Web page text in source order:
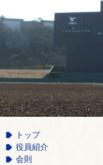
トップ
役員紹介
会則